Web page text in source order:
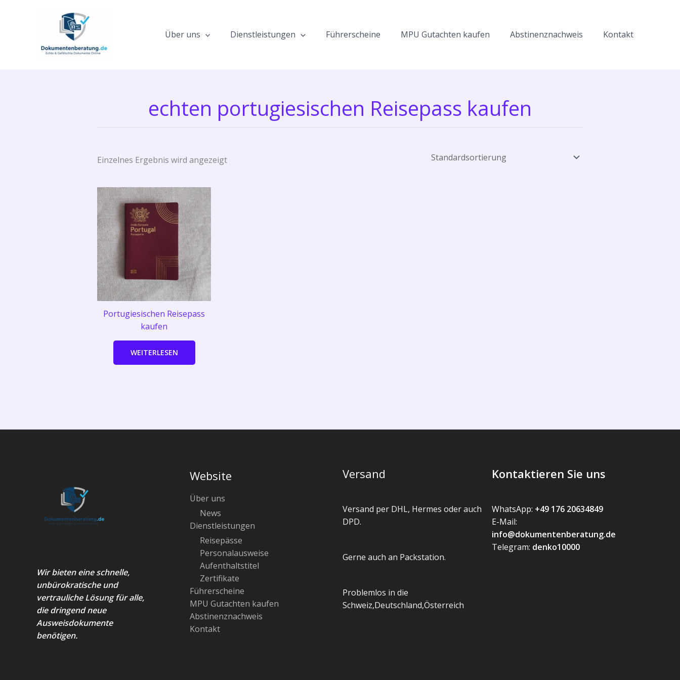
Über uns Dienstleistungen Führerscheine MPU Gutachten kaufen Abstinenznachweis Kontakt
echten portugiesischen Reisepass kaufen
Einzelnes Ergebnis wird angezeigt
Portugiesischen Reisepass
kaufen
WEITERLESEN
Wir bieten eine schnelle,
unbürokratische und
vertrauliche Lösung für alle,
die dringend neue
Ausweisdokumente
benötigen.
Website
Über uns
News
Dienstleistungen
Reisepässe
Personalausweise
Aufenthaltstitel
Zertifikate
Führerscheine
MPU Gutachten kaufen
Abstinenznachweis
Kontakt
Versand
Versand per DHL, Hermes oder auch
DPD.
Gerne auch an Packstation.
Problemlos in die
Schweiz,Deutschland,Österreich
Kontaktieren Sie uns
WhatsApp: +49 176 20634849
E-Mail:
info@dokumentenberatung.de
Telegram: denko10000